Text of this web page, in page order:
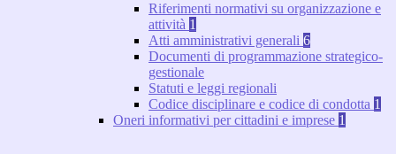
Riferimenti normativi su organizzazione e
attività 1
Atti amministrativi generali 6
Documenti di programmazione strategico-
gestionale
Statuti e leggi regionali
Codice disciplinare e codice di condotta 1
Oneri informativi per cittadini e imprese 1